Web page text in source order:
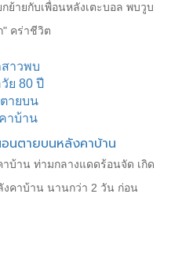
ายกับเพื่อนหลังเตะบอล พบวูบ
คร่าชีวิต
ตายบนหลังคาบ้าน
บ้าน ท่ามกลางแดดร้อนจัด เกิด
คาบ้าน นานกว่า 2 วัน ก่อน